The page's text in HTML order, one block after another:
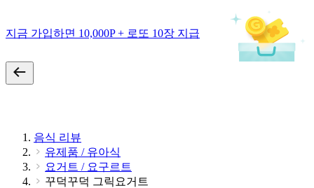
지금 가입하면 10,000P + 로또 10장 지급
음식 리뷰
유제품 / 유아식
요거트 / 요구르트
꾸덕꾸덕 그릭요거트